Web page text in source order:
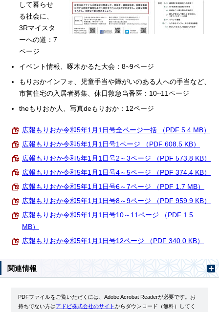
して暮らせ
る社会に、
3Rマイスタ
ーへの道：7
ページ
イベント情報、啄木かるた大会：8~9ページ
もりおかインフォ、児童手当や障がいのある人への手当など、
市営住宅の入居者募集、休日救急当番医：10~11ページ
theもりおか人、写真deもりおか：12ページ
広報もりおか令和5年1月1日号全ページ一括 （PDF 5.4 MB）
広報もりおか令和5年1月1日号1ページ （PDF 608.5 KB）
広報もりおか令和5年1月1日号2～3ページ （PDF 573.8 KB）
広報もりおか令和5年1月1日号4～5ページ （PDF 374.4 KB）
広報もりおか令和5年1月1日号6～7ページ （PDF 1.7 MB）
広報もりおか令和5年1月1日号8～9ページ （PDF 959.9 KB）
広報もりおか令和5年1月1日号10～11ページ （PDF 1.5
MB）
広報もりおか令和5年1月1日号12ページ （PDF 340.0 KB）
関連情報
PDFファイルをご覧いただくには、Adobe Acrobat Readerが必要です。お
持ちでない方はアドビ株式会社のサイトからダウンロード（無料）してく